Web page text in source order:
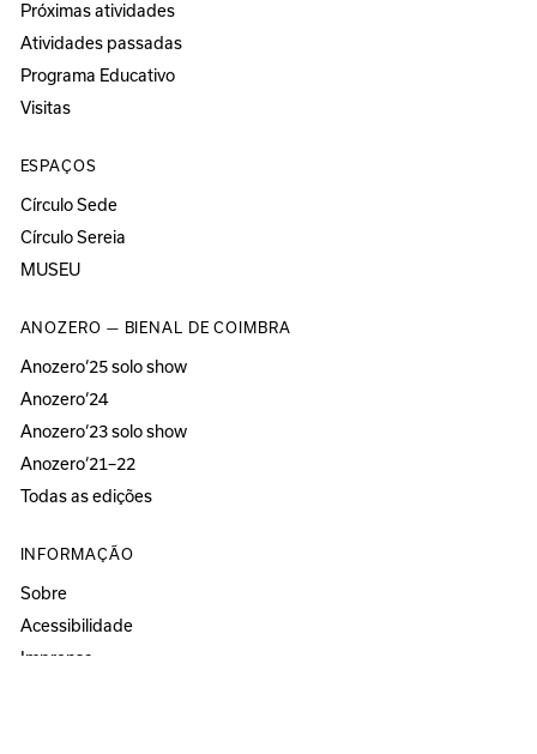
Próximas atividades
Atividades passadas
Programa Educativo
Visitas
ESPAÇOS
Círculo Sede
Círculo Sereia
MUSEU
ANOZERO — BIENAL DE COIMBRA
Anozero‘25 solo show
Anozero‘24
Anozero‘23 solo show
Anozero‘21–22
Todas as edições
INFORMAÇÃO
Sobre
Acessibilidade
Imprensa